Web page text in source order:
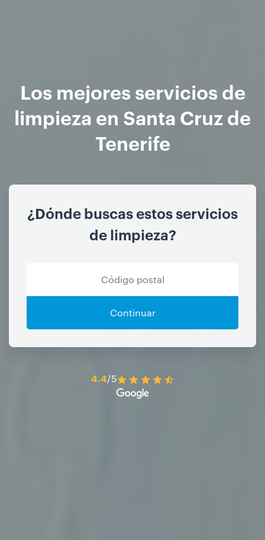
Los mejores servicios de
limpieza en Santa Cruz de
Tenerife
¿Dónde buscas estos servicios
de limpieza?
Continuar
4.4/5